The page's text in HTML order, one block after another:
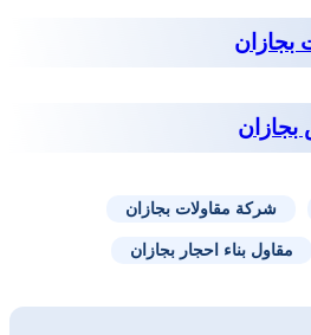
شركة مقاولات بجازان
مقاول بناء احجار بجازان